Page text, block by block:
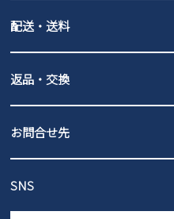
PayPay（オンライン決済）、代
配送・送料
北海道・本州・四国・九州…550円
3,980円（税込）以上お買い上げ
発送日・送料詳細については
ご利用ください。
全国一律…220円（税込）
発送日・送料詳細についてはご
ご利用ください。
返品・交換
の片道無料サービスを実施中！
ントとしても安心してご利用い
お問合せ先
営業時間：11時～17時
SNS